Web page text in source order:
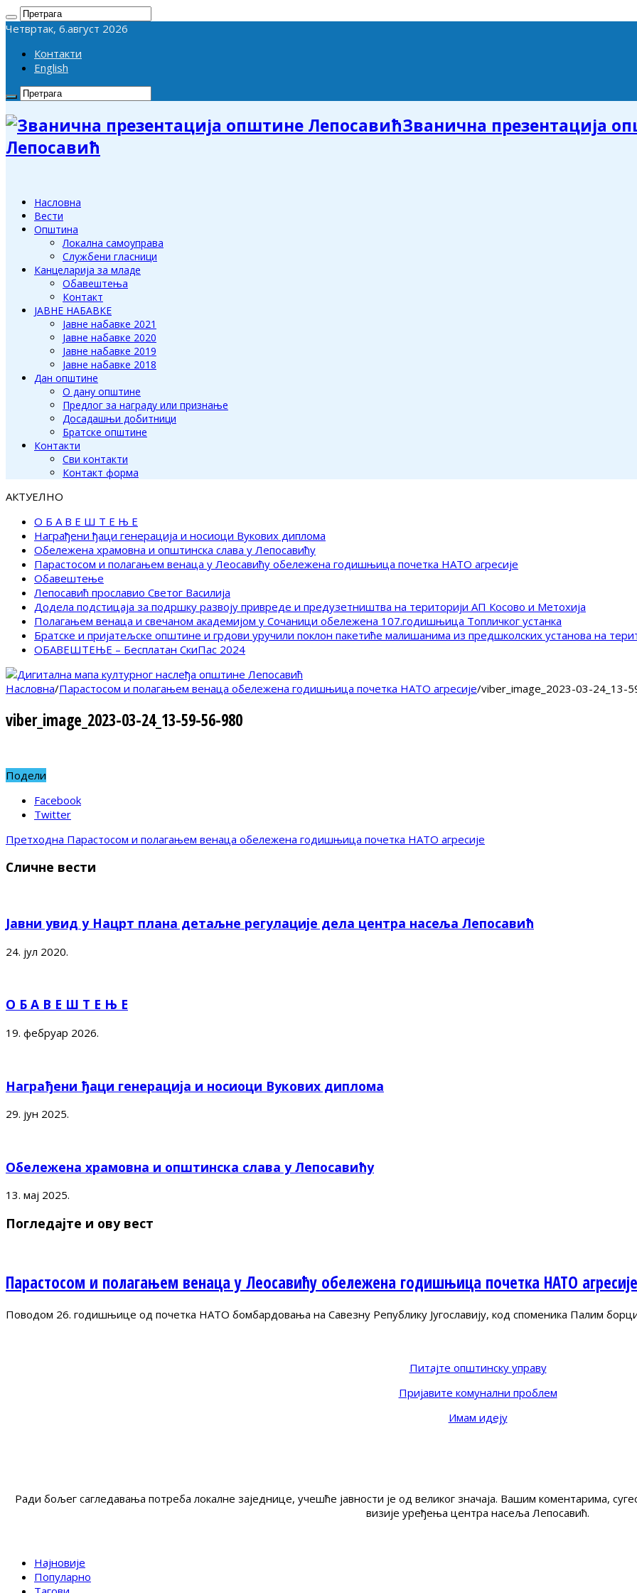
Четвртак, 6.август 2026
Контакти
English
Званична презентација
Лепосавић
Насловна
Вести
Општина
Локална самоуправа
Службени гласници
Канцеларија за младе
Обавештења
Контакт
ЈАВНЕ НАБАВКЕ
Јавне набавке 2021
Јавне набавке 2020
Јавне набавке 2019
Јавне набавке 2018
Дан општине
О дану општине
Предлог за награду или признање
Досадашњи добитници
Братске општине
Контакти
Сви контакти
Контакт форма
АКТУЕЛНО
О Б А В Е Ш Т Е Њ Е
Награђени ђаци генерација и носиоци Вукових диплома
Обележена храмовна и општинска слава у Лепосавићу
Парастосом и полагањем венаца у Леосавићу обележена годишњица почетка НАТО агресије
Обавештење
Лепосавић прославио Светог Василија
Додела подстицаја за подршку развоју привреде и предузетништва на територији АП Косово и Метохија
Полагањем венаца и свечаном академијом у Сочаници обележена 107.годишњица Топличког устанка
Братске и пријатељске општине и грдови уручили поклон пакетиће малишанима из предшколских установа на
ОБАВЕШТЕЊЕ – Бесплатан СкиПас 2024
Насловна/Парастосом и полагањем венаца обележена годишњица почетка НАТО агресије/viber_image_2023-03-24_13-
viber_image_2023-03-24_13-59-56-980
Подели
Facebook
Twitter
Претходна Парастосом и полагањем венаца обележена годишњица почетка НАТО агресије
Сличне вести
Јавни увид у Нацрт плана детаљне регулације дела центра насеља Лепосавић
24. јул 2020.
О Б А В Е Ш Т Е Њ Е
19. фебруар 2026.
Награђени ђаци генерација и носиоци Вукових диплома
29. јун 2025.
Обележена храмовна и општинска слава у Лепосавићу
13. мај 2025.
Погледајте и ову вест
Парастосом и полагањем венаца у Леосавићу обележена годишњица почетка НАТО агресије
Поводом 26. годишњице од почетка НАТО бомбардовања на Савезну Републику Југославију, код споменика Палим
Питајте општинску управу
Пријавите комунални проблем
Имам идеју
Ради бољег сагледавања потреба локалне заједнице, учешће јавности је од великог значаја. Вашим коментарима,
визије уређења центра насеља Лепосавић.
Најновије
Популарно